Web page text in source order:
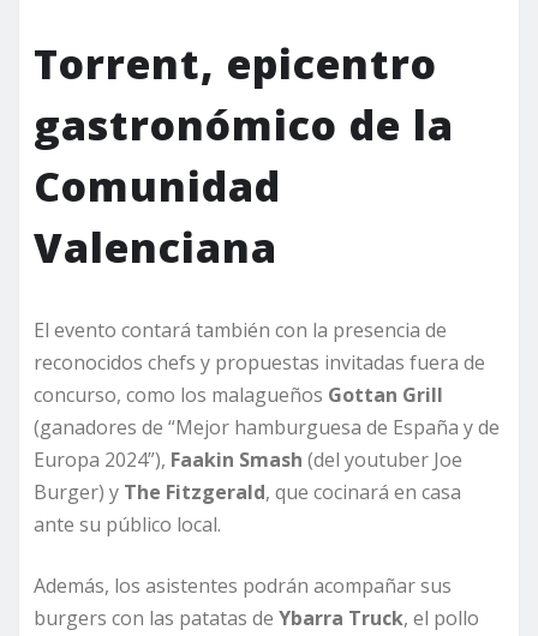
Torrent, epicentro
gastronómico de la
Comunidad
Valenciana
El evento contará también con la presencia de
reconocidos chefs y propuestas invitadas fuera de
concurso, como los malagueños Gottan Grill
(ganadores de “Mejor hamburguesa de España y de
Europa 2024”), Faakin Smash (del youtuber Joe
Burger) y The Fitzgerald, que cocinará en casa
ante su público local.
Además, los asistentes podrán acompañar sus
burgers con las patatas de Ybarra Truck, el pollo